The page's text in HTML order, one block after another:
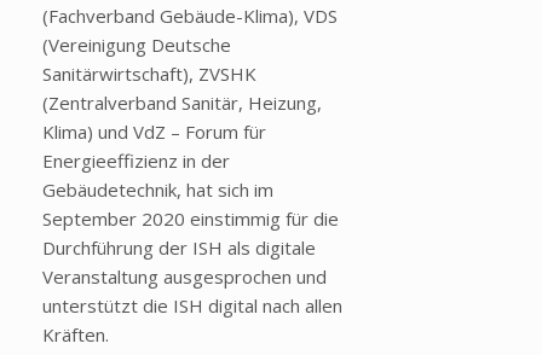
(Fachverband Gebäude-Klima), VDS
(Vereinigung Deutsche
Sanitärwirtschaft), ZVSHK
(Zentralverband Sanitär, Heizung,
Klima) und VdZ – Forum für
Energieeffizienz in der
Gebäudetechnik, hat sich im
September 2020 einstimmig für die
Durchführung der ISH als digitale
Veranstaltung ausgesprochen und
unterstützt die ISH digital nach allen
Kräften.